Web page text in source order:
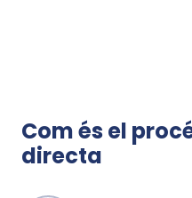
Com és el
directa